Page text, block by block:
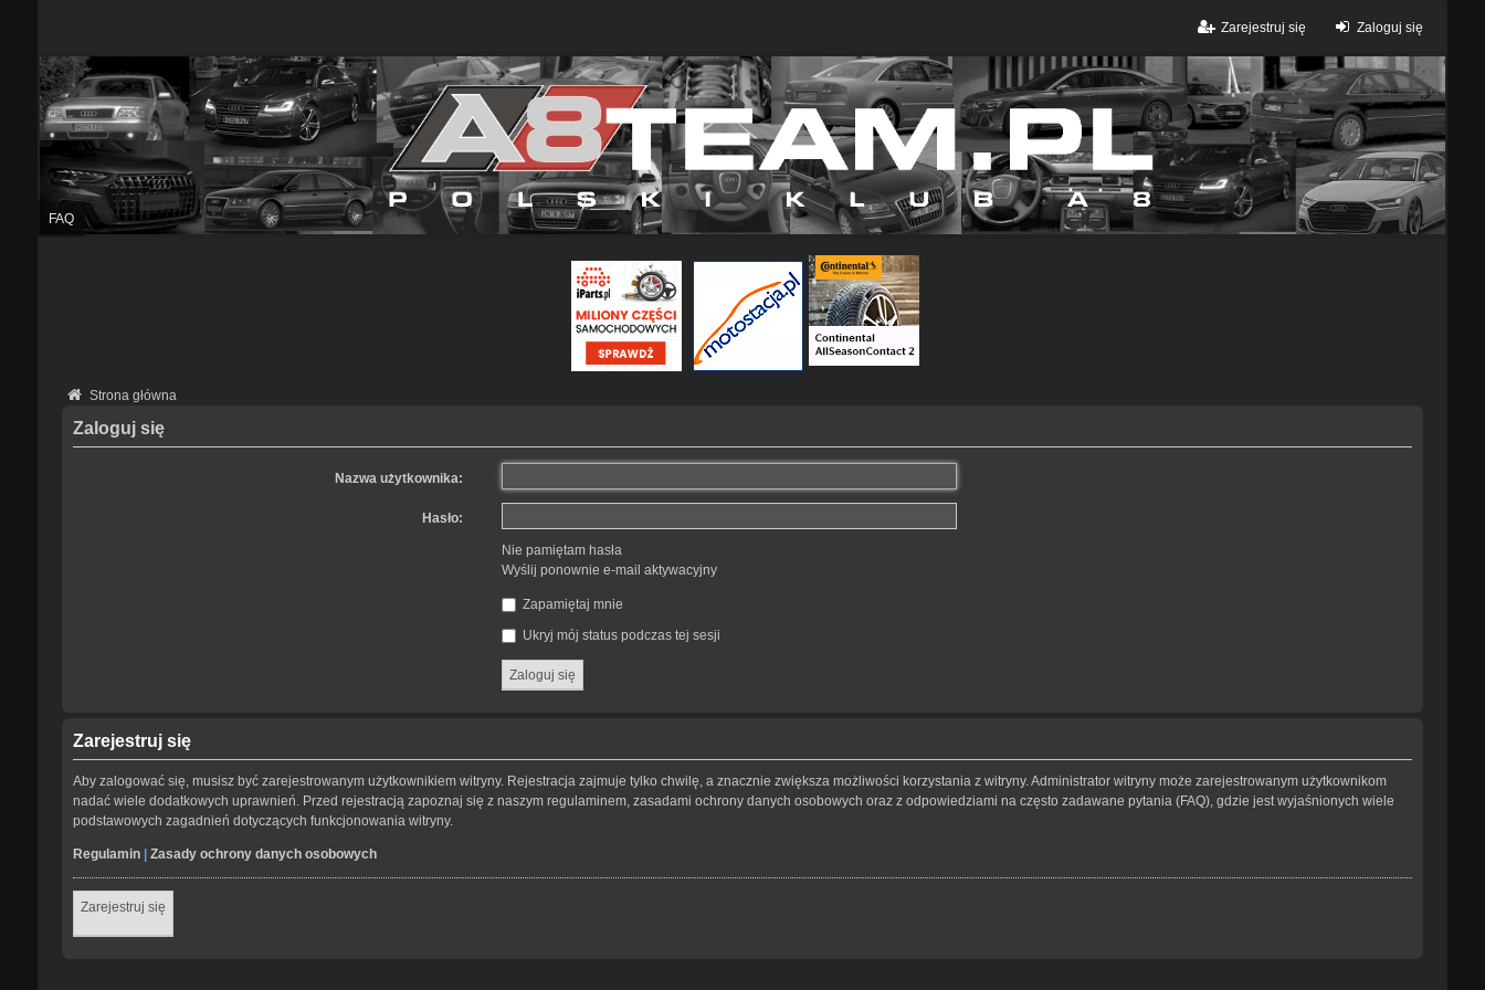
Zaloguj się
Zarejestruj się
FAQ
Strona główna
Zaloguj się
Nazwa użytkownika:
Hasło:
Nie pamiętam hasła
Wyślij ponownie e-mail aktywacyjny
Zapamiętaj mnie
Ukryj mój status podczas tej sesji
Zarejestruj się
Aby zalogować się, musisz być zarejestrowanym użytkownikiem witryny. Rejestracja zajmuje tylko chwilę, a znacznie zwiększa możliwości korzystania z witryny. Administrator witryny może zarejestrowanym użytkownikom
nadać wiele dodatkowych uprawnień. Przed rejestracją zapoznaj się z naszym regulaminem, zasadami ochrony danych osobowych oraz z odpowiedziami na często zadawane pytania (FAQ), gdzie jest wyjaśnionych wiele
podstawowych zagadnień dotyczących funkcjonowania witryny.
Regulamin| Zasady ochrony danych osobowych
Zarejestruj się